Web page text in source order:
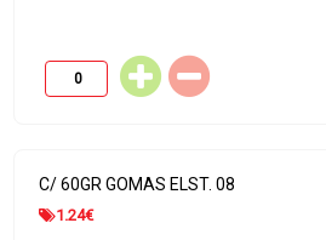
C/ 60GR GOMAS ELST. 08
1.24€